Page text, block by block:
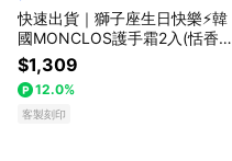
快速出貨｜獅子座生日快樂⚡韓
國MONCLOS護手霜2入(恬香花
園＆植萃)+客製DIY鑰匙圈掛飾
組1入禮袋 Line禮物獨家
$1,309
12.0%
客製刻印